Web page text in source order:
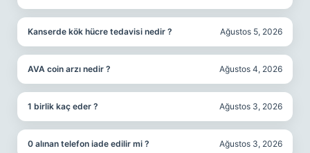
Kanserde kök hücre tedavisi nedir ? Ağustos 5, 2026
AVA coin arzı nedir ? Ağustos 4, 2026
1 birlik kaç eder ? Ağustos 3, 2026
0 alınan telefon iade edilir mi ? Ağustos 3, 2026